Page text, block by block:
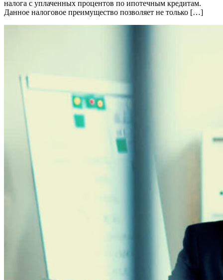
налога с уплаченных процентов по ипотечным кредитам.
Данное налоговое преимущество позволяет не только […]